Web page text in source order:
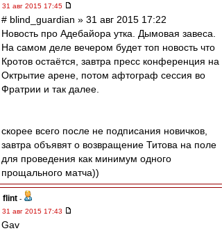
31 авг 2015 17:45
# blind_guardian » 31 авг 2015 17:22
Новость про Адебайора утка. Дымовая завеса.
На самом деле вечером будет топ новость что
Кротов остаётся, завтра пресс конференция на
Октрытие арене, потом афтограф сессия во
Фратрии и так далее.
скорее всего после не подписания новичков,
завтра объявят о возвращение Титова на поле
для проведения как минимум одного
прощального матча))
flint -
31 авг 2015 17:43
Gav